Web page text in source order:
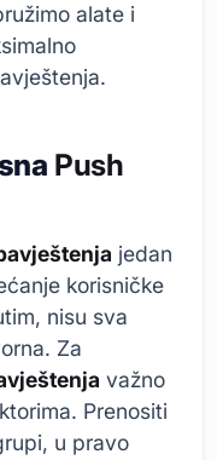
alate i
Push
jedan
korisničke
nisu sva
Za
važno
Prenositi
u pravo